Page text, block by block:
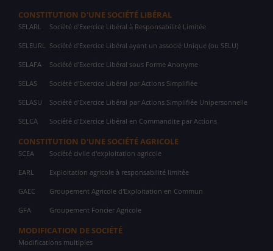
CONSTITUTION D'UNE SOCIÉTÉ LIBÉRAL
SELARL Société d'Exercice Libéral à Responsabilité Limitée
SELEURL Société d'Exercice Libéral ayant un associé Unique (ou SELU)
SELAFA Société d'Exercice Libéral sous Forme Anonyme
SELAS Société d'Exercice Libéral par Actions Simplifiée
SELASU Société d'Exercice Libéral par Actions Simplifiée Unipersonnelle
SELCA Société d'Exercice Libéral en Commandite par Actions
CONSTITUTION D'UNE SOCIÉTÉ AGRICOLE
SCEA Société civile d'exploitation agricole
EARL Exploitation agricole à responsabilité limitée
GAEC Groupement Agricole d'Exploitation en Commun
GFA Groupement Foncier Agricole
MODIFICATION DE SOCIÉTÉ
Modifications multiples